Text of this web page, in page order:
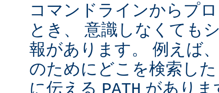
コマンドラインからプ
とき、 意識しなくても
報があります。 例えば
のためにどこを検索し
に伝える
がありま